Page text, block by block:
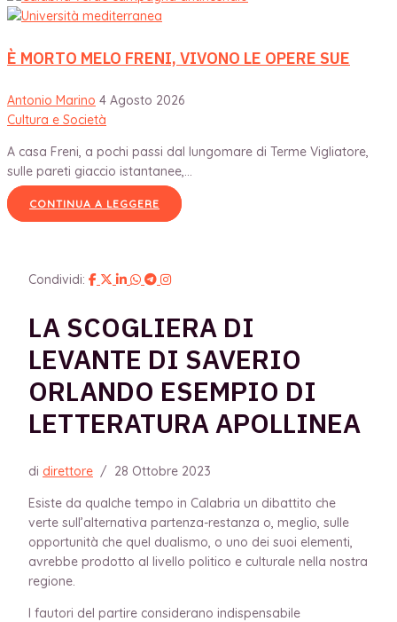
È MORTO MELO FRENI, VIVONO LE OPERE SUE
Antonio Marino 4 Agosto 2026
Cultura e Società
A casa Freni, a pochi passi dal lungomare di Terme Vigliatore,
sulle pareti giaccio istantanee,...
CONTINUA A LEGGERE
Condividi:
LA SCOGLIERA DI
LEVANTE DI SAVERIO
ORLANDO ESEMPIO DI
LETTERATURA APOLLINEA
di direttore / 28 Ottobre 2023
Esiste da qualche tempo in Calabria un dibattito che
verte sull’alternativa partenza-restanza o, meglio, sulle
opportunità che quel dualismo, o uno dei suoi elementi,
avrebbe prodotto al livello politico e culturale nella nostra
regione.
I fautori del partire considerano indispensabile